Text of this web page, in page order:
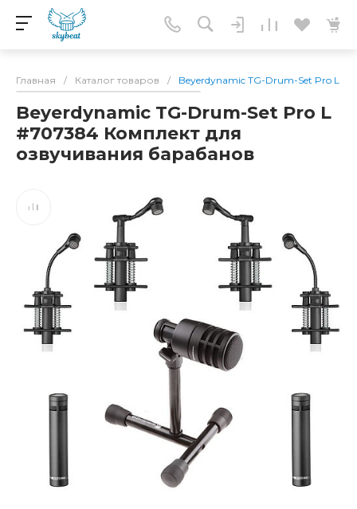
Главная / Каталог товаров / Beyerdynamic TG-Drum-Set Pro L
Beyerdynamic TG-Drum-Set Pro L
#707384 Комплект для
озвучивания барабанов